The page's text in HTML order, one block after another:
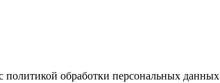
политикой обработки персональных данных